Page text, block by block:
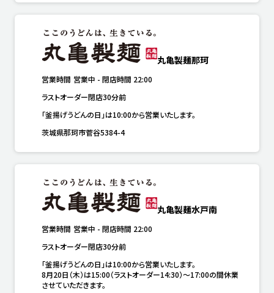
丸亀製麺那珂
営業時間 営業中 - 閉店時間 22:00
ラストオーダー閉店30分前
「釜揚げうどんの日」は10:00から営業いたします。
茨城県那珂市菅谷5384-4
丸亀製麺水戸南
営業時間 営業中 - 閉店時間 22:00
ラストオーダー閉店30分前
「釜揚げうどんの日」は10:00から営業いたします。
8月20日（木）は15:00（ラストオーダー14:30）～17:00の間休業
させていただきます。